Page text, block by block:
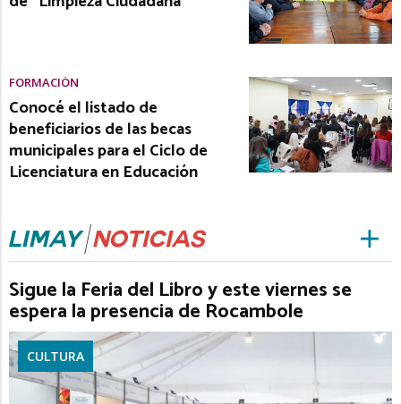
FORMACIÓN
Conocé el listado de
beneficiarios de las becas
municipales para el Ciclo de
Licenciatura en Educación
Sigue la Feria del Libro y este viernes se
espera la presencia de Rocambole
CULTURA